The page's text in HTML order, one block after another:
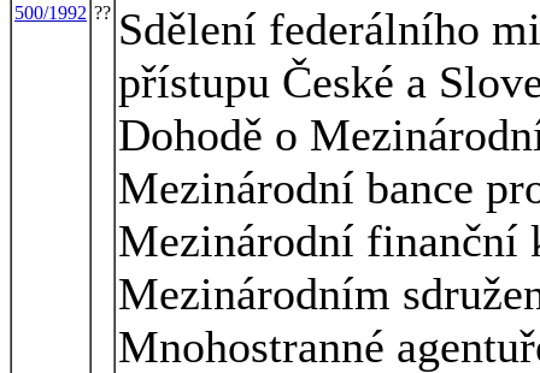
500/1992 ?? Sdělení federálního
přístupu České a
Dohodě o
Mezinárodní bance
Mezinárodní finanční
Mezinárodním
Mnohostranné